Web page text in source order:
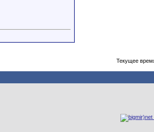
Текущее